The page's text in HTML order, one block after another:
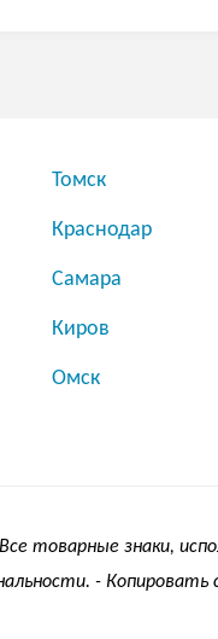
Томск
Краснодар
Самара
Киров
Омск
товарные знаки,
- Копировать